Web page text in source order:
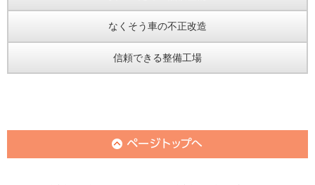
なくそう車の不正改造
信頼できる整備工場